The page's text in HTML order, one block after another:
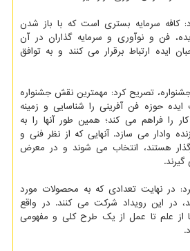
کافه سرمایه بستری است که با باز شدن
فن و نوآوری و سرمایه گذاران در آن
ایده ارتباط برقرار می کنند و به توافق
تصریح کرد: مهمترین نقش جشنواره
حوزه فن آفرینی را شناسایی و زمینه
را فراهم می کند؛ همین طور آنها را به
وادار می سازد. آنهایی که از نظر فنی و
هستند، انتخاب می شوند و در معرض
در نهایت تعدادی که به محصولات مورد
در این رویداد شرکت می کنند. در واقع
یا از علم تا عمل از یک طرح کلی و مفهومی